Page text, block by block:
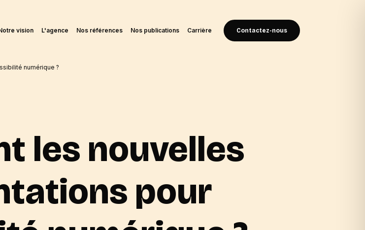
vision L'agence Nos références Nos publications Carrière Contactez-nous
numérique ?
les nouvelles
pour